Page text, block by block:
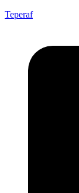
Teperaf